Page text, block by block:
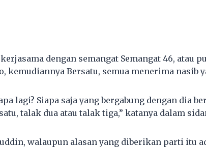
dengan semangat Semangat 46, atau
kemudiannya Bersatu, semua menerima nasib
lagi? Siapa saja yang bergabung dengan dia
talak dua atau talak tiga,” katanya dalam
walaupun alasan yang diberikan parti itu